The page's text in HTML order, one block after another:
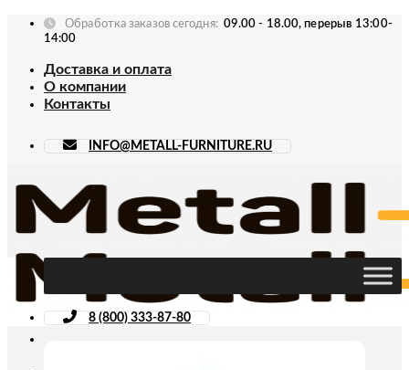
Skip
Обработка заказов сегодня: 09.00 - 18.00, перерыв 13:00-
14:00
Доставка и оплата
О компании
Контакты
INFO@METALL-FURNITURE.RU
8 (800) 333-87-80